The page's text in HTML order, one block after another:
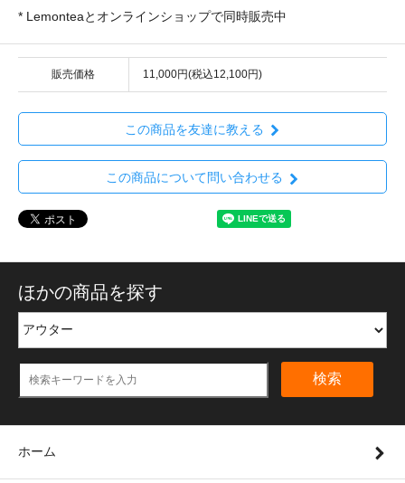
* Lemonteaとオンラインショップで同時販売中
販売価格 11,000円(税込12,100円)
この商品を友達に教える
この商品について問い合わせる
ほかの商品を探す
検索
ホーム